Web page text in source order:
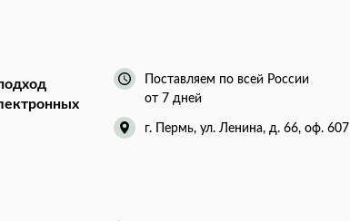
Поставляем по всей России
от 7 дней
г. Пермь, ул. Ленина, д. 66, оф. 607